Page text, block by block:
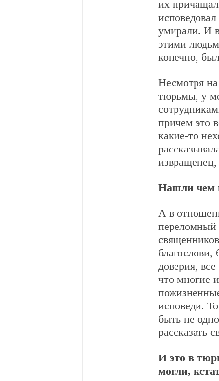
их
умирали. И
этими
конечно,
Несмотря
тюрьмы, у
причем это
какие-то
извращенец,
Нашли чем
А в
переломный
доверия,
что многие
исповеди.
быть не
рассказать
И это в
могли,